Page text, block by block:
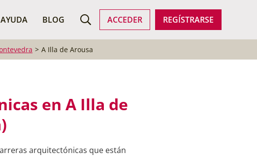
AYUDA BLOG ACCEDER REGÍSTRARSE
BUSCAR PROFESIONALES
A Illa de Arousa
en A Illa de
arquitectónicas que están